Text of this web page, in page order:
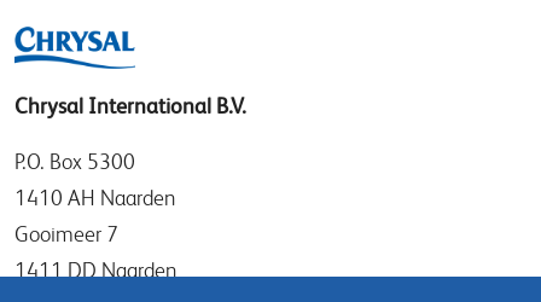
Chrysal International B.V.
P.O. Box 5300
1410 AH Naarden
Gooimeer 7
1411 DD Naarden